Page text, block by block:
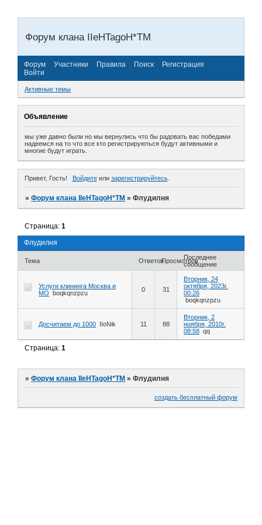
Форум клана IIeHTagoH*TM
Форум Участники Правила Поиск
Регистрация
Войти
Активные темы
Объявление
мы уже давно были но мы вернулись что бы радовать вас победами
надеемся на то что все кто регистрируються будут активными и
многие будут играть.
Привет, Гость! Войдитеили зарегистрируйтесь.
»Форум клана IIeHTagoH*TM »Флудилня
Флудилня
Страница:1
Тема ОтветовПросмотровПоследнее
сообщение
Услуги клининга Москва и
МО
boqkqnzpzu 0 31
Вторник, 24
октября, 2023г.
00:26
boqkqnzpzu
Досчитаем до 1000 IIoNik 11 88
Вторник, 2
ноября, 2010г.
08:58 qq
Страница:1
»Форум клана IIeHTagoH*TM »Флудилня
создать бесплатный форум